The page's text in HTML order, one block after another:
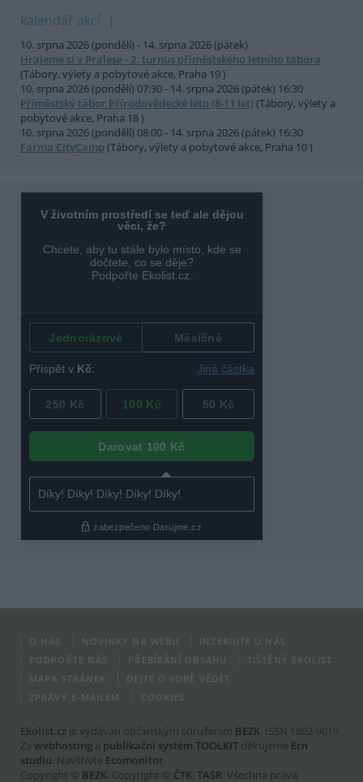
kalendář akcí
10. srpna 2026 (pondělí) - 14. srpna 2026 (pátek)
Hrajeme si v Pralese - 2. turnus příměstského letního tábora
(Tábory, výlety a pobytové akce, Praha 19 )
10. srpna 2026 (pondělí) 07:30 - 14. srpna 2026 (pátek) 16:30
Příměstský tábor Přírodovědecké léto (8-11 let)(Tábory, výlety a
pobytové akce, Praha 18 )
10. srpna 2026 (pondělí) 08:00 - 14. srpna 2026 (pátek) 16:30
Farma CityCamp (Tábory, výlety a pobytové akce, Praha 10 )
O NÁS NOVINKY NA WEBU
INZERUJTE U NÁS
PODPOŘTE NÁS
PŘEBÍRÁNÍ OBSAHU
TIŠTĚNÝ EKOLIST
MAPA STRÁNEK
DEJTE O SOBĚ VĚDĚT
ZPRÁVY E-MAILEM
COOKIES
Ekolist.cz je vydáván občanským sdružením BEZK. ISSN 1802-9019.
Za webhosting a publikační systém TOOLKIT děkujeme Ecn
studiu. Navštivte Ecomonitor.
Copyright © BEZK. Copyright © ČTK, TASR. Všechna práva